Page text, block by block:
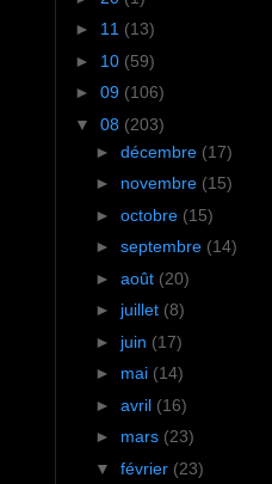
► 11 (13)
► 10 (59)
► 09 (106)
▼ 08 (203)
► décembre (17)
► novembre (15)
► octobre (15)
► septembre (14)
► août (20)
► juillet (8)
► juin (17)
► mai (14)
► avril (16)
► mars (23)
▼ février (23)